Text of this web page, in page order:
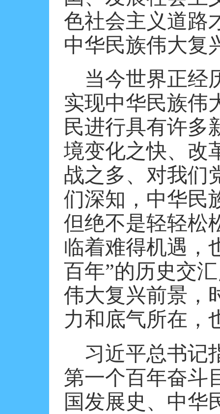
色社会主义道路
中华民族伟大复
当今世界正经
实现中华民族伟
民进行具有许多
境变化之快、改
战之多、对我们
们深知，中华民
但绝不是轻轻松
临着难得机遇，
百年”的历史交
伟大复兴前景，
力和底气所在，
习近平总书记
第一个百年奋斗
国发展史、中华